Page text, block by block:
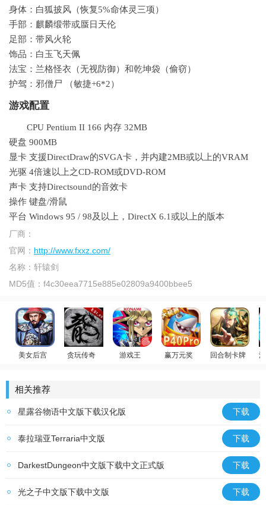
身体：白狐披风（恢复5%命体灵三项）
手部：麒麟缎带或蜃日天伦
足部：带风火轮
饰品：白玉飞天佩
法宝：兰格怪衣（无视防御）和乾坤袋（偷窃）
护驾：邪僧尸 （敏捷+6*2）
游戏配置
CPU Pentium II 166 内存 32MB
硬盘 900MB
显卡 支援DirectDraw的SVGA卡，并内建2MB或以上的VRAM
光驱 4倍速以上之CD-ROM或DVD-ROM
声卡 支持Directsound的音效卡
操作 键盘/滑鼠
平台 Windows 95 / 98及以上，DirectX 6.1或以上的版本
厂商：
官网： http://www.fxxz.com/
名称： 轩辕剑
MD5值： f4c30eea7715e885e02809a9400bbee5
美女后宫
贪玩传奇
游戏王
赢万元奖
回合制卡牌
相关推荐
星露谷物语中文版下载汉化版 下载
泰拉瑞亚Terraria中文版 下载
DarkestDungeon中文版下载中文正式版 下载
光之子中文版下载中文版 下载